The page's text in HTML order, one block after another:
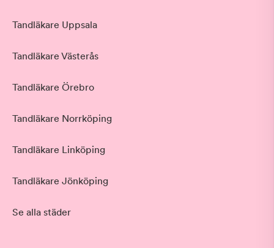
Tandläkare Uppsala
Tandläkare Västerås
Tandläkare Örebro
Tandläkare Norrköping
Tandläkare Linköping
Tandläkare Jönköping
Se alla städer